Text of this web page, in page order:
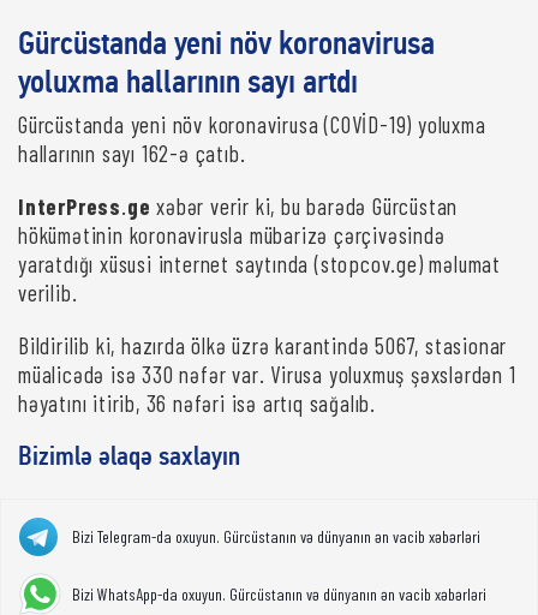
Gürcüstanda yeni növ koronavirusa
yoluxma hallarının sayı artdı
Gürcüstanda yeni növ koronavirusa (COVİD-19) yoluxma
hallarının sayı 162-ə çatıb.
InterPress.ge xəbər verir ki, bu barədə Gürcüstan
hökümətinin koronavirusla mübarizə çərçivəsində
yaratdığı xüsusi internet saytında (stopcov.ge) məlumat
verilib.
Bildirilib ki, hazırda ölkə üzrə karantində 5067, stasionar
müalicədə isə 330 nəfər var. Virusa yoluxmuş şəxslərdən 1
həyatını itirib, 36 nəfəri isə artıq sağalıb.
Bizimlə əlaqə saxlayın
Bizi Telegram-da oxuyun. Gürcüstanın və dünyanın ən vacib xəbərləri
Bizi WhatsApp-da oxuyun. Gürcüstanın və dünyanın ən vacib xəbərləri